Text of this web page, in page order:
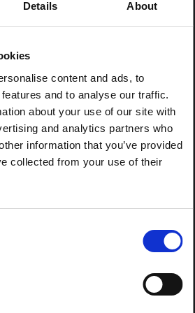
Details About
content and ads, to
and to analyse our traffic.
about your use of our site with
and analytics partners who
information that you’ve provided
collected from your use of their
cours ou qui travaillent sur des
par des épidémies
le terrain dans la province de
démocratique…
2018